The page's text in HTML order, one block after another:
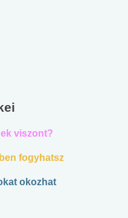
viszont?
fogyhatsz
okozhat